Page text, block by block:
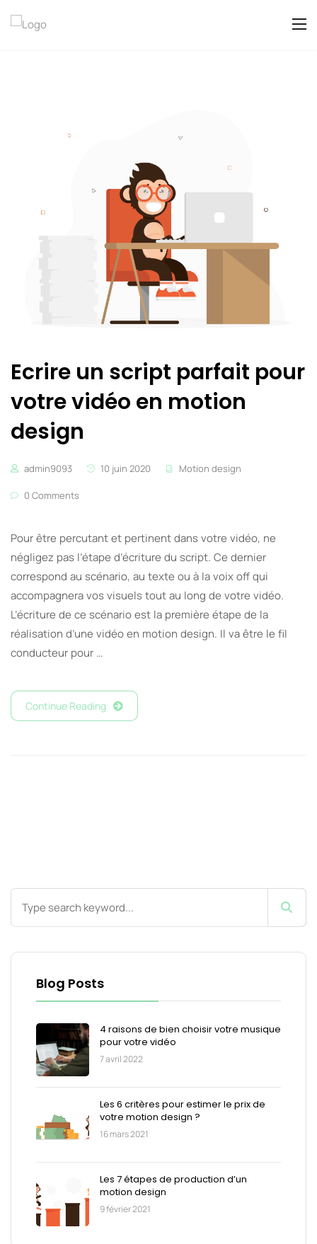
Ecrire un script parfait pour
votre vidéo en motion
design
admin9093 10 juin 2020 Motion design
0 Comments
Pour être percutant et pertinent dans votre vidéo, ne
négligez pas l’étape d’écriture du script. Ce dernier
correspond au scénario, au texte ou à la voix off qui
accompagnera vos visuels tout au long de votre vidéo.
L’écriture de ce scénario est la première étape de la
réalisation d’une vidéo en motion design. Il va être le fil
conducteur pour …
Continue Reading
Blog Posts
4 raisons de bien choisir votre musique
pour votre vidéo
7 avril 2022
Les 6 critères pour estimer le prix de
votre motion design ?
16 mars 2021
Les 7 étapes de production d’un
motion design
9 février 2021